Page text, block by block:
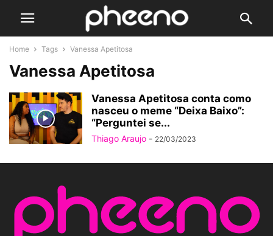
Home Tags Vanessa Apetitosa
Vanessa Apetitosa
Vanessa Apetitosa conta como
nasceu o meme “Deixa Baixo”:
“Perguntei se...
Thiago Araujo - 22/03/2023